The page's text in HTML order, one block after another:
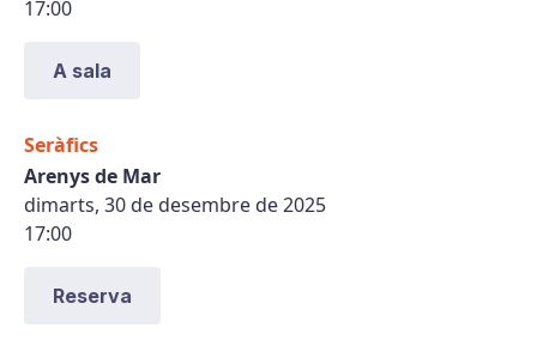
17:00
A sala
Seràfics
Arenys de Mar
dimarts, 30 de desembre de 2025
17:00
Reserva